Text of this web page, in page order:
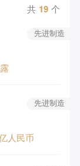
共 19 个
先进制造
先进制造
人民币